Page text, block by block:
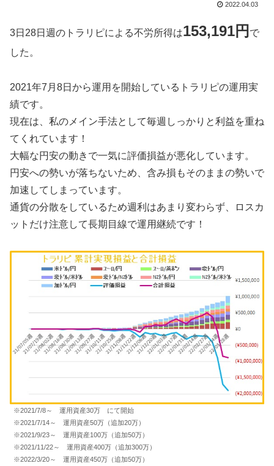
2022.04.03
3日28日週のトラリピによる不労所得は153,191円 で
した。
2021年7月8日から運用を開始しているトラリピの運用実
績です。
現在は、私のメイン手法として毎週しっかりと利益を重ね
てくれています！
大幅な円安の動きで一気に評価損益が悪化しています。
円安への勢いが落ちないため、含み損もそのままの勢いで
加速してしまっています。
通貨の分散をしているため週利はあまり変わらず、ロスカ
ットだけ注意して長期目線で運用継続です！
※2021/7/8～ 運用資産30万 にて開始
※2021/7/14～ 運用資産50万（追加20万）
※2021/9/23～ 運用資産100万（追加50万）
※2021/11/22～ 運用資産400万（追加300万）
※2022/3/20～ 運用資産450万（追加50万）